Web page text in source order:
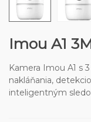
Imou A1
Kamera Imou A1 s
nakláňania,
inteligentným